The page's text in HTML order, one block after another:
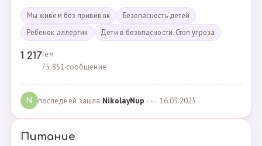
Мы живем без прививок
Безопасность детей
Ребенок аллергик
Дети в безопасности. Стоп угроза
1 217тем
75 851 сообщение
N последней зашла NikolayNup · - · 16.03.2025
Питание